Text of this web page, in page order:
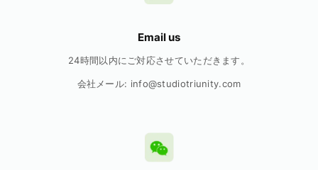
Email us
24時間以内にご対応させていただきます。
会社メール: info@studiotriunity.com